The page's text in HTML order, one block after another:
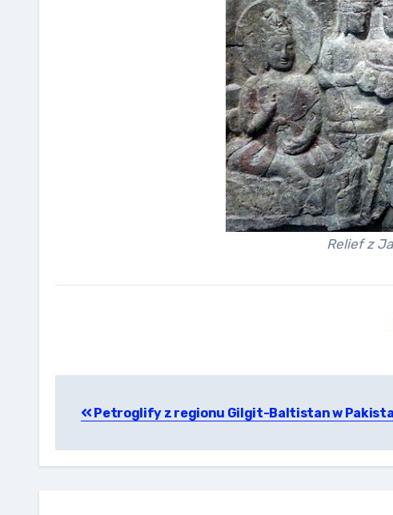
Relief z
wpisu
Petroglify z regionu Gilgit-Baltistan w